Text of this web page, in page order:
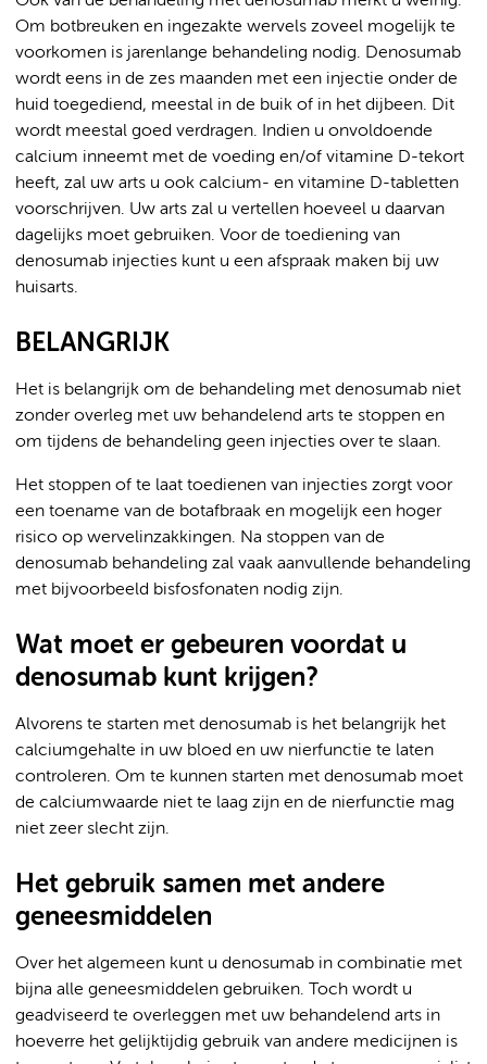
Om botbreuken en ingezakte wervels zoveel mogelijk te
voorkomen is jarenlange behandeling nodig. Denosumab
wordt eens in de zes maanden met een injectie onder de
huid toegediend, meestal in de buik of in het dijbeen. Dit
wordt meestal goed verdragen. Indien u onvoldoende
calcium inneemt met de voeding en/of vitamine D-tekort
heeft, zal uw arts u ook calcium- en vitamine D-tabletten
voorschrijven. Uw arts zal u vertellen hoeveel u daarvan
dagelijks moet gebruiken. Voor de toediening van
denosumab injecties kunt u een afspraak maken bij uw
huisarts.
BELANGRIJK
Het is belangrijk om de behandeling met denosumab niet
zonder overleg met uw behandelend arts te stoppen en
om tijdens de behandeling geen injecties over te slaan.
Het stoppen of te laat toedienen van injecties zorgt voor
een toename van de botafbraak en mogelijk een hoger
risico op wervelinzakkingen. Na stoppen van de
denosumab behandeling zal vaak aanvullende behandeling
met bijvoorbeeld bisfosfonaten nodig zijn.
Wat moet er gebeuren voordat u
denosumab kunt krijgen?
Alvorens te starten met denosumab is het belangrijk het
calciumgehalte in uw bloed en uw nierfunctie te laten
controleren. Om te kunnen starten met denosumab moet
de calciumwaarde niet te laag zijn en de nierfunctie mag
niet zeer slecht zijn.
Het gebruik samen met andere
geneesmiddelen
Over het algemeen kunt u denosumab in combinatie met
bijna alle geneesmiddelen gebruiken. Toch wordt u
geadviseerd te overleggen met uw behandelend arts in
hoeverre het gelijktijdig gebruik van andere medicijnen is